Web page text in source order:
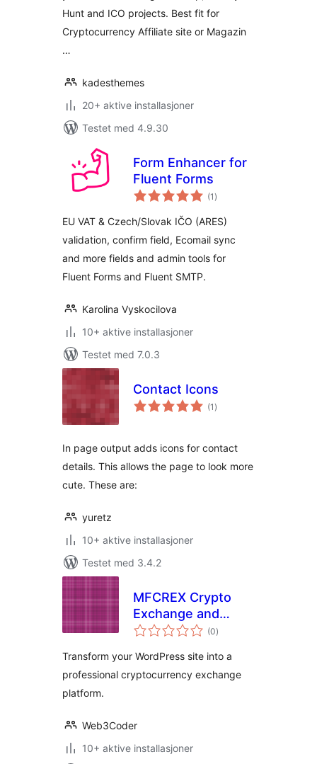
Hunt and ICO projects. Best fit for
Cryptocurrency Affiliate site or Magazin
…
kadesthemes
20+ aktive installasjoner
Testet med 4.9.30
Form Enhancer for
Fluent Forms
(1 totale
vurderinger
)
EU VAT & Czech/Slovak IČO (ARES)
validation, confirm field, Ecomail sync
and more fields and admin tools for
Fluent Forms and Fluent SMTP.
Karolina Vyskocilova
10+ aktive installasjoner
Testet med 7.0.3
Contact Icons
(1 totale
vurderinger
)
In page output adds icons for contact
details. This allows the page to look more
cute. These are:
yuretz
10+ aktive installasjoner
Testet med 3.4.2
MFCREX Crypto
Exchange and
Trading Platform
(0totale
vurderinger
)
Transform your WordPress site into a
professional cryptocurrency exchange
platform.
Web3Coder
10+ aktive installasjoner